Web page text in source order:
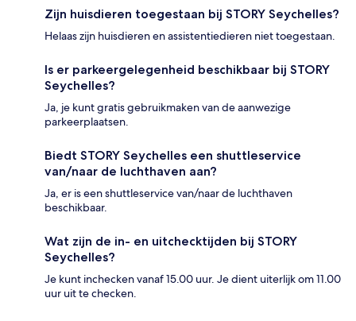
Zijn huisdieren toegestaan bij STORY Seychelles?
Helaas zijn huisdieren en assistentiedieren niet toegestaan.
Is er parkeergelegenheid beschikbaar bij STORY
Seychelles?
Ja, je kunt gratis gebruikmaken van de aanwezige
parkeerplaatsen.
Biedt STORY Seychelles een shuttleservice
van/naar de luchthaven aan?
Ja, er is een shuttleservice van/naar de luchthaven
beschikbaar.
Wat zijn de in- en uitchecktijden bij STORY
Seychelles?
Je kunt inchecken vanaf 15.00 uur. Je dient uiterlijk om 11.00
uur uit te checken.